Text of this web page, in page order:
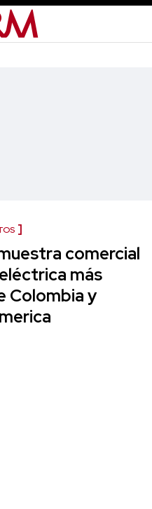
comercial
más
Colombia y